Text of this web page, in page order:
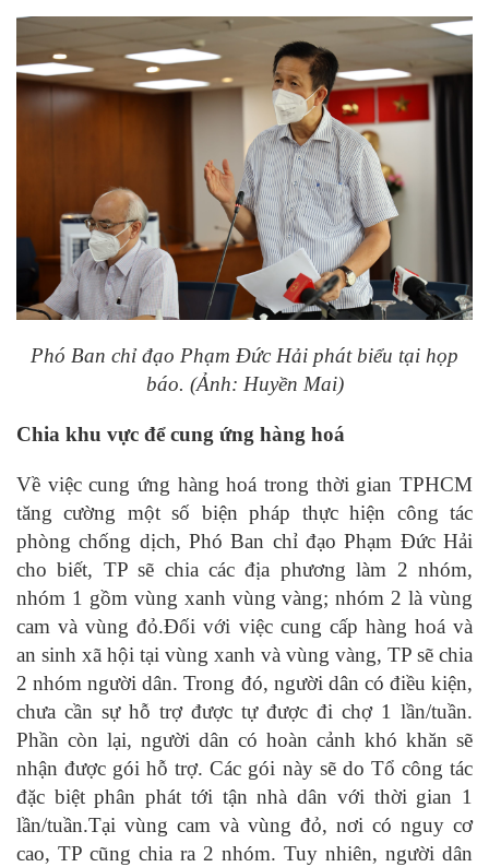
Phó Ban chỉ đạo Phạm Đức Hải phát biểu tại họp
báo. (Ảnh: Huyền Mai)
Chia khu vực để cung ứng hàng hoá
Về việc cung ứng hàng hoá trong thời gian TPHCM
tăng cường một số biện pháp thực hiện công tác
phòng chống dịch, Phó Ban chỉ đạo Phạm Đức Hải
cho biết, TP sẽ chia các địa phương làm 2 nhóm,
nhóm 1 gồm vùng xanh vùng vàng; nhóm 2 là vùng
cam và vùng đỏ.Đối với việc cung cấp hàng hoá và
an sinh xã hội tại vùng xanh và vùng vàng, TP sẽ chia
2 nhóm người dân. Trong đó, người dân có điều kiện,
chưa cần sự hỗ trợ được tự được đi chợ 1 lần/tuần.
Phần còn lại, người dân có hoàn cảnh khó khăn sẽ
nhận được gói hỗ trợ. Các gói này sẽ do Tổ công tác
đặc biệt phân phát tới tận nhà dân với thời gian 1
lần/tuần.Tại vùng cam và vùng đỏ, nơi có nguy cơ
cao, TP cũng chia ra 2 nhóm. Tuy nhiên, người dân